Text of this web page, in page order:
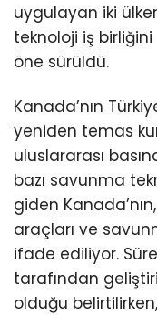
uygulayan iki
teknoloji iş
öne sürüldü.
Kanada’nın
yeniden temas
uluslararası
bazı savunma
giden
araçları ve
ifade ediliyor.
tarafından
olduğu